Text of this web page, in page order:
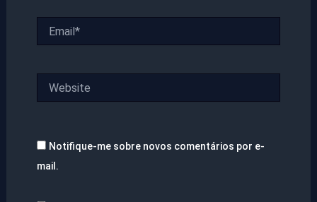
Notifique-me sobre novos comentários por e-
mail.